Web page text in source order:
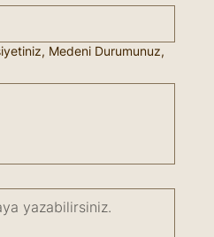
Medeni Durumunuz,